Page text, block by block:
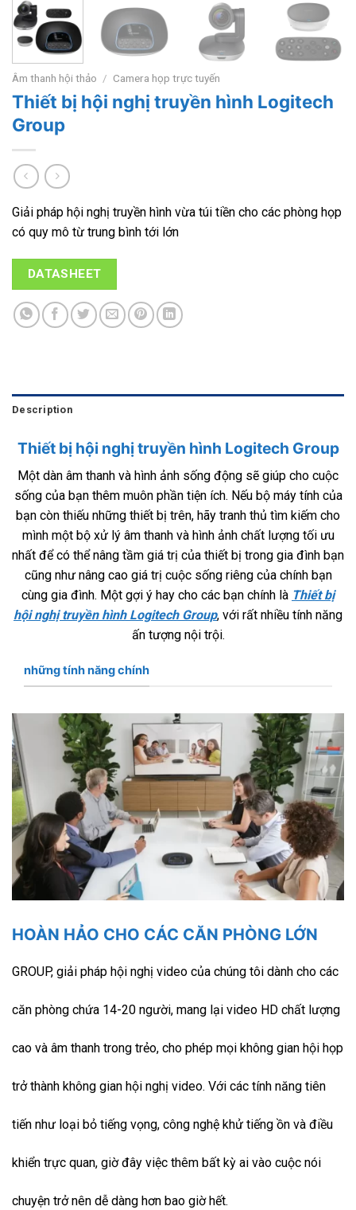
Âm thanh hội thảo / Camera họp trực tuyến
Thiết bị hội nghị truyền hình Logitech
Group
Giải pháp hội nghị truyền hình vừa túi tiền cho các phòng họp
có quy mô từ trung bình tới lớn
DATASHEET
Description
Thiết bị hội nghị truyền hình Logitech Group
Một dàn âm thanh và hình ảnh sống động sẽ giúp cho cuộc
sống của bạn thêm muôn phần tiện ích. Nếu bộ máy tính của
bạn còn thiếu những thiết bị trên, hãy tranh thủ tìm kiếm cho
mình một bộ xử lý âm thanh và hình ảnh chất lượng tối ưu
nhất để có thể nâng tầm giá trị của thiết bị trong gia đình bạn
cũng như nâng cao giá trị cuộc sống riêng của chính bạn
cùng gia đình. Một gợi ý hay cho các bạn chính là Thiết bị
hội nghị truyền hình Logitech Group, với rất nhiều tính năng
ấn tượng nội trội.
những tính năng chính
HOÀN HẢO CHO CÁC CĂN PHÒNG LỚN
GROUP, giải pháp hội nghị video của chúng tôi dành cho các
căn phòng chứa 14-20 người, mang lại video HD chất lượng
cao và âm thanh trong trẻo, cho phép mọi không gian hội họp
trở thành không gian hội nghị video. Với các tính năng tiên
tiến như loại bỏ tiếng vọng, công nghệ khử tiếng ồn và điều
khiển trực quan, giờ đây việc thêm bất kỳ ai vào cuộc nói
chuyện trở nên dễ dàng hơn bao giờ hết.